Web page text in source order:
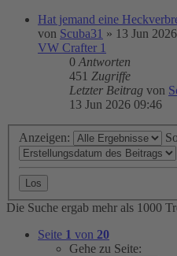
Hat jemand eine
von Scuba31 » 13 Jun
VW Crafter 1
0 Antworten
451 Zugriffe
Letzter Beitrag von
13 Jun 2026 09:46
Anzeigen:
Die Suche ergab mehr als 1000
Seite 1 von 20
Gehe zu Seite: